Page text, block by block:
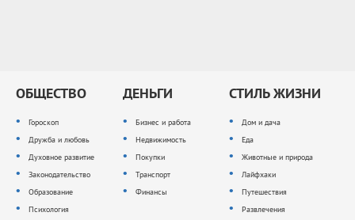
ОБЩЕСТВО
Гороскоп
Дружба и любовь
Духовное развитие
Законодательство
Образование
Психология
ДЕНЬГИ
Бизнес и работа
Недвижимость
Покупки
Транспорт
Финансы
СТИЛЬ ЖИЗНИ
Дом и дача
Еда
Животные и природа
Лайфхаки
Путешествия
Развлечения